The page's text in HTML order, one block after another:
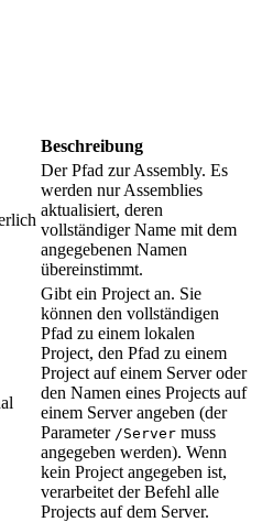
Beschreibung
Der Pfad zur Assembly. Es
werden nur Assemblies
aktualisiert, deren
vollständiger Name mit dem
angegebenen Namen
übereinstimmt.
Gibt ein Project an. Sie
können den vollständigen
Pfad zu einem lokalen
Project, den Pfad zu einem
Project auf einem Server oder
den Namen eines Projects auf
einem Server angeben (der
Parameter /Server muss
angegeben werden). Wenn
kein Project angegeben ist,
verarbeitet der Befehl alle
Projects auf dem Server.